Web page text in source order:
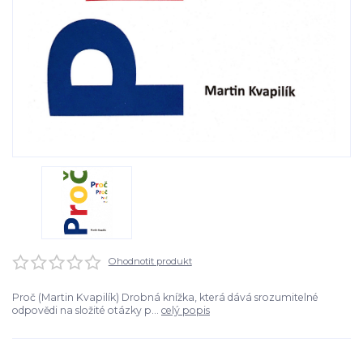
Ohodnotit produkt
Proč (Martin Kvapilík) Drobná knížka, která dává srozumitelné
odpovědi na složité otázky p... celý popis